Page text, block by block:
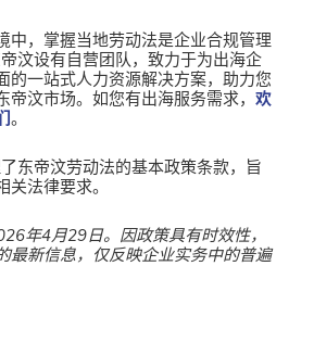
中，掌握当地劳动法是企业合规管理
汶设有自营团队，致力于为出海企
的一站式人力资源解决方案，助力您
汶市场。如您有出海服务需求， 欢
。
东帝汶劳动法的基本政策条款，旨
法律要求。
年4月29日。 因政策具有时效性，
最新信息，仅反映企业实务中的普遍